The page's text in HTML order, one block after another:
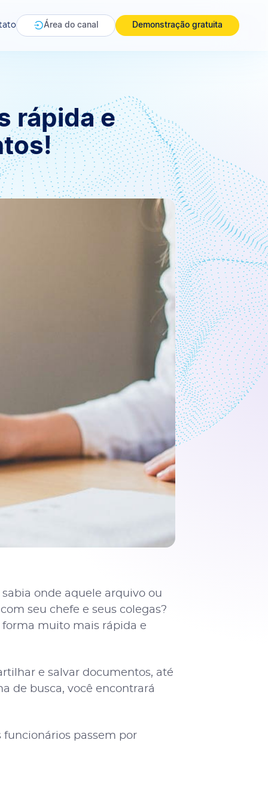
Área do canal Demonstração gratuita
rápida e
onde aquele arquivo ou
seu chefe e seus colegas?
forma muito mais rápida e
e salvar documentos, até
de busca, você encontrará
funcionários passem por